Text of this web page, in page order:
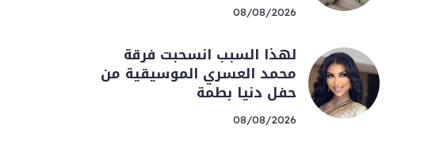
08/08/2026
لهذا السبب انسحبت فرقة
محمد العسري الموسيقية من
حفل دنيا بطمة
08/08/2026